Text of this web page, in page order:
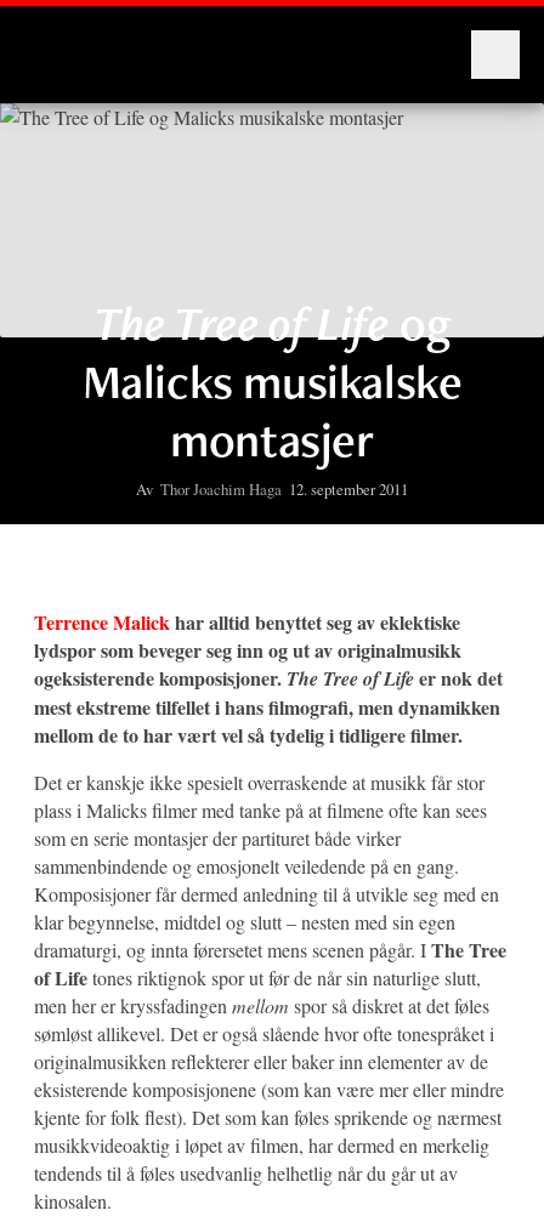
The Tree of Lifeog
Malicks musikalske
montasjer
Av Thor Joachim Haga 12. september 2011
Terrence Malickhar alltid benyttet seg av eklektiske
lydspor som beveger seg inn og ut av originalmusikk
ogeksisterende komposisjoner. The Tree of Lifeer nok det
mest ekstreme tilfellet i hans filmografi, men dynamikken
mellom de to har vært vel så tydelig i tidligere filmer.
Det er kanskje ikke spesielt overraskende at musikk får stor
plass i Malicks filmer med tanke på at filmene ofte kan sees
som en serie montasjer der partituret både virker
sammenbindende og emosjonelt veiledende på en gang.
Komposisjoner får dermed anledning til å utvikle seg med en
klar begynnelse, midtdel og slutt – nesten med sin egen
dramaturgi, og innta førersetet mens scenen pågår. IThe Tree
of Lifetones riktignok spor ut før de når sin naturlige slutt,
men her er kryssfadingenmellom spor så diskret at det føles
sømløst allikevel. Det er også slående hvor ofte tonespråket i
originalmusikken reflekterer eller baker inn elementer av de
eksisterende komposisjonene (som kan være mer eller mindre
kjente for folk flest). Det som kan føles sprikende og nærmest
musikkvideoaktig i løpet av filmen, har dermed en merkelig
tendends til å føles usedvanlig helhetlig når du går ut av
kinosalen.